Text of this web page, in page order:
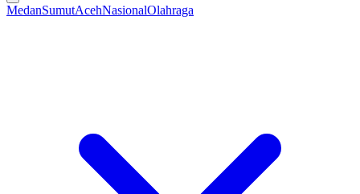
MedanSumutAcehNasionalOlahraga